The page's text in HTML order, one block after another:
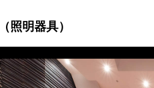
（照明器具）